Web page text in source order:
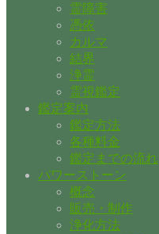
霊障害
憑依
カルマ
結界
浄霊
霊視鑑定
鑑定案内
鑑定方法
各種料金
鑑定までの流れ
パワーストーン
概念
販売・制作
浄化方法